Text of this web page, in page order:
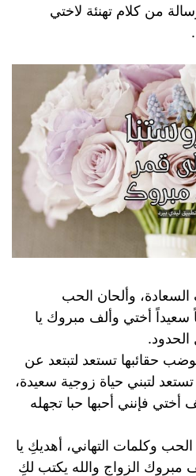
من كلام تهنئة لاختي
وألحان الحب
سعيداً أختي وألف مبروك يا
حقائبها تستعد لتبتعد عن
لتبني حياة زوجية سعيدة،
أختي فإنني أحبها حبا تجهله
وكلمات التهاني، أهديكِ يا
مبروك الزواج والله يكتب لكِ